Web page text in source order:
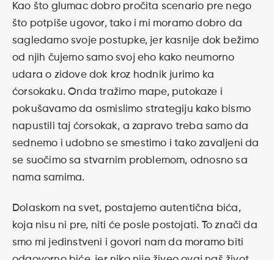
Kao što glumac dobro pročita scenario pre nego
što potpiše ugovor, tako i mi moramo dobro da
sagledamo svoje postupke, jer kasnije dok bežimo
od njih čujemo samo svoj eho kako neumorno
udara o zidove dok kroz hodnik jurimo ka
ćorsokaku. Onda tražimo mape, putokaze i
pokušavamo da osmislimo strategiju kako bismo
napustili taj ćorsokak, a zapravo treba samo da
sednemo i udobno se smestimo i tako zavaljeni da
se suočimo sa stvarnim problemom, odnosno sa
nama samima.
Dolaskom na svet, postajemo autentična bića,
koja nisu ni pre, niti će posle postojati. To znači da
smo mi jedinstveni i govori nam da moramo biti